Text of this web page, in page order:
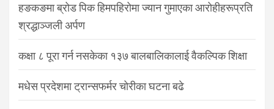
हङकङमा ब्रोड पिक हिमपहिरोमा ज्यान गुमाएका आरोहीहरूप्रति
श्रद्धाञ्जली अर्पण
कक्षा ८ पूरा गर्न नसकेका १३७ बालबालिकालाई वैकल्पिक शिक्षा
मधेस प्रदेशमा ट्रान्सफर्मर चोरीका घटना बढे